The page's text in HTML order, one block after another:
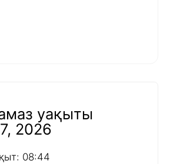
уақыты
2026
08:44